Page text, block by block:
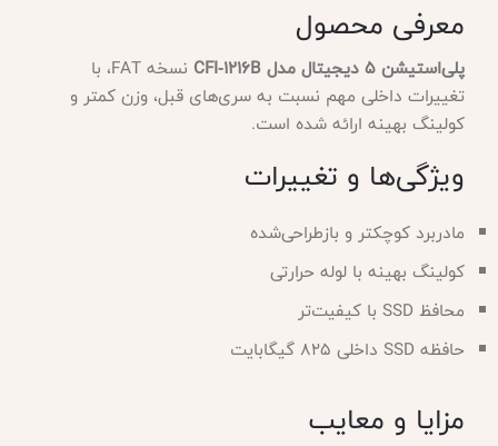
معرفی محصول
پلی‌استیشن 5 دیجیتال مدل CFI‑1216B
نسخه FAT، با
تغییرات داخلی مهم نسبت به سری‌های قبل، وزن کمتر و
کولینگ بهینه ارائه شده است.
ویژگی‌ها و تغییرات
مادربرد کوچکتر و بازطراحی‌شده
کولینگ بهینه با لوله حرارتی
محافظ SSD با کیفیت‌تر
حافظه SSD داخلی 825 گیگابایت
مزایا و معایب